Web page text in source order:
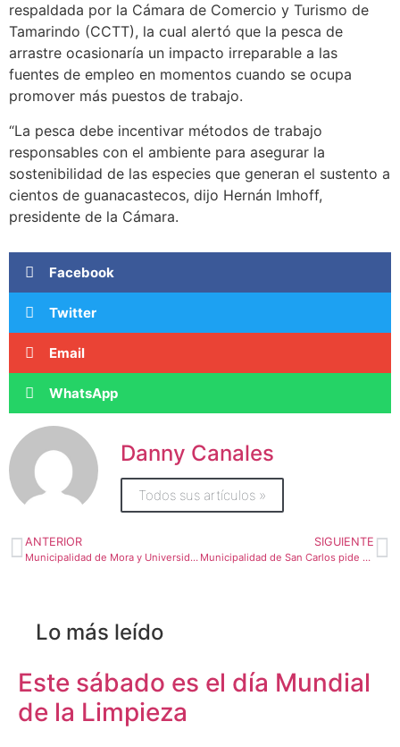
respaldada por la Cámara de Comercio y Turismo de
Tamarindo (CCTT), la cual alertó que la pesca de
arrastre ocasionaría un impacto irreparable a las
fuentes de empleo en momentos cuando se ocupa
promover más puestos de trabajo.
“La pesca debe incentivar métodos de trabajo
responsables con el ambiente para asegurar la
sostenibilidad de las especies que generan el sustento a
cientos de guanacastecos, dijo Hernán Imhoff,
presidente de la Cámara.
Facebook
Twitter
Email
WhatsApp
Danny Canales
Todos sus artículos »
ANTERIOR
Municipalidad de Mora y Universidad Hispanoamericana firman alianza de cooperación educativa
SIGUIENTE
Municipalidad de San Carlos pide a Contraloría rebajar ¢1.113 millones del presupuesto
Lo más leído
Este sábado es el día Mundial
de la Limpieza